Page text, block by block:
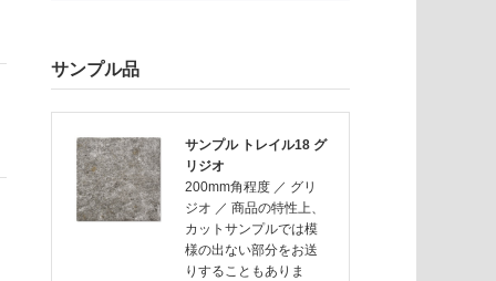
サンプル品
サンプル トレイル18 グ
リジオ
200mm角程度 ／ グリ
ジオ ／ 商品の特性上、
カットサンプルでは模
様の出ない部分をお送
りすることもありま